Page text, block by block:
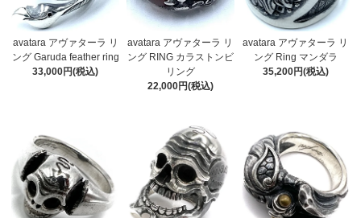
avatara アヴァターラ リ
ング Garuda feather ring
33,000円(税込)
avatara アヴァターラ リ
ング RING カラストンビ
リング
22,000円(税込)
avatara アヴァターラ リ
ング Ring マンダラ
35,200円(税込)